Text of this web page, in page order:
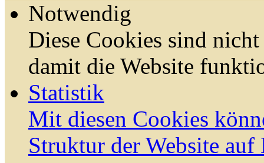
Notwendig
Diese Cookies sind
damit die Website
Statistik
Mit diesen Cookies
Struktur der Website auf